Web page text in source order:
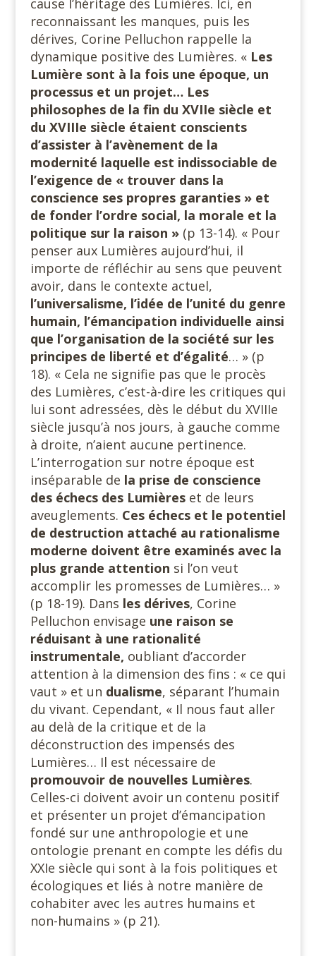
reconnaissant les manques, puis les
dérives, Corine Pelluchon rappelle la
dynamique positive des Lumières. « Les
Lumière sont à la fois une époque, un
processus et un projet… Les
philosophes de la fin du XVIIe siècle et
du XVIIIe siècle étaient conscients
d’assister à l’avènement de la
modernité laquelle est indissociable de
l’exigence de « trouver dans la
conscience ses propres garanties » et
de fonder l’ordre social, la morale et la
politique sur la raison »(p 13-14). « Pour
penser aux Lumières aujourd’hui, il
importe de réfléchir au sens que peuvent
avoir, dans le contexte actuel,
l’universalisme, l’idée de l’unité du genre
humain, l’émancipation individuelle ainsi
que l’organisation de la société sur les
principes de liberté et d’égalité… » (p
18). « Cela ne signifie pas que le procès
des Lumières, c’est-à-dire les critiques qui
lui sont adressées, dès le début du XVIIIe
siècle jusqu’à nos jours, à gauche comme
à droite, n’aient aucune pertinence.
L’interrogation sur notre époque est
inséparable de la prise de conscience
des échecs des Lumièreset de leurs
aveuglements. Ces échecs et le potentiel
de destruction attaché au rationalisme
moderne doivent être examinés avec la
plus grande attention si l’on veut
accomplir les promesses de Lumières… »
(p 18-19). Dans les dérives, Corine
Pelluchon envisage une raison se
réduisant à une rationalité
instrumentale, oubliant d’accorder
attention à la dimension des fins : « ce qui
vaut » et un dualisme, séparant l’humain
du vivant. Cependant, « Il nous faut aller
au delà de la critique et de la
déconstruction des impensés des
Lumières… Il est nécessaire de
promouvoir de nouvelles Lumières.
Celles-ci doivent avoir un contenu positif
et présenter un projet d’émancipation
fondé sur une anthropologie et une
ontologie prenant en compte les défis du
XXIe siècle qui sont à la fois politiques et
écologiques et liés à notre manière de
cohabiter avec les autres humains et
non-humains » (p 21).